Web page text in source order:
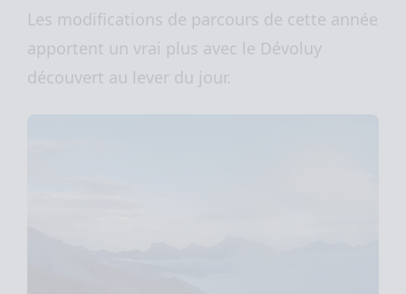
Les modifications de parcours de cette année
apportent un vrai plus avec le Dévoluy
découvert au lever du jour.